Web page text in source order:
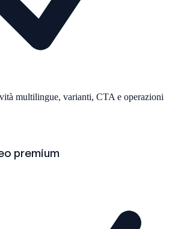
multilingue, varianti, CTA e operazioni
premium